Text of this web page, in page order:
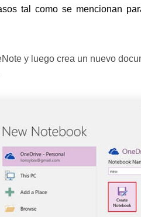
tal como se mencionan
y luego crea un nuevo